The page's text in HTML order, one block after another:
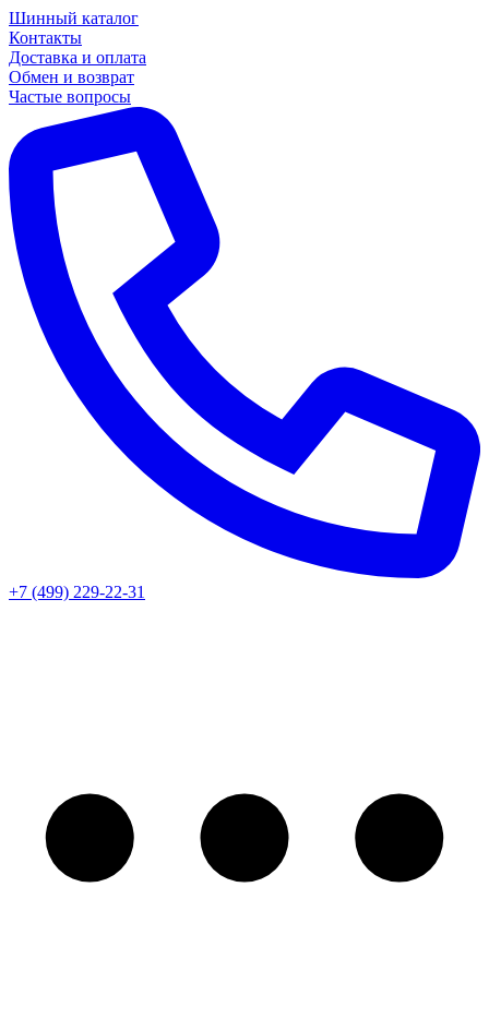
Шинный каталог
Контакты
Доставка и оплата
Обмен и возврат
Частые вопросы
+7 (499) 229-22-31